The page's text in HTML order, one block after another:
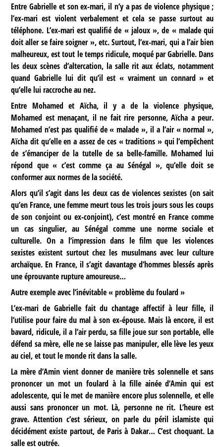
Entre Gabrielle et son ex-mari, il n’y a pas de violence physique ;
l’ex-mari est violent verbalement et cela se passe surtout au
téléphone. L’ex-mari est qualifié de « jaloux », de « malade qui
doit aller se faire soigner », etc. Surtout, l’ex-mari, qui a l’air bien
malheureux, est tout le temps ridicule, moqué par Gabrielle. Dans
les deux scènes d’altercation, la salle rit aux éclats, notamment
quand Gabrielle lui dit qu’il est « vraiment un connard » et
qu’elle lui raccroche au nez.
Entre Mohamed et Aïcha, il y a de la violence physique,
Mohamed est menaçant, il ne fait rire personne, Aïcha a peur.
Mohamed n’est pas qualifié de « malade », il a l’air « normal »,
Aïcha dit qu’elle en a assez de ces « traditions » qui l’empêchent
de s’émanciper de la tutelle de sa belle-famille. Mohamed lui
répond que « c’est comme ça au Sénégal », qu’elle doit se
conformer aux normes de la société.
Alors qu’il s’agit dans les deux cas de violences sexistes (on sait
qu’en France, une femme meurt tous les trois jours sous les coups
de son conjoint ou ex-conjoint), c’est montré en France comme
un cas singulier, au Sénégal comme une norme sociale et
culturelle. On a l’impression dans le film que les violences
sexistes existent surtout chez les musulmans avec leur culture
archaïque. En France, il s’agit davantage d’hommes blessés après
une éprouvante rupture amoureuse…
Autre exemple avec l’inévitable « problème du foulard »
L’ex-mari de Gabrielle fait du chantage affectif à leur fille, il
l’utilise pour faire du mal à son ex-épouse. Mais là encore, il est
bavard, ridicule, il a l’air perdu, sa fille joue sur son portable, elle
défend sa mère, elle ne se laisse pas manipuler, elle lève les yeux
au ciel, et tout le monde rit dans la salle.
La mère d’Amin vient donner de manière très solennelle et sans
prononcer un mot un foulard à la fille ainée d’Amin qui est
adolescente, qui le met de manière encore plus solennelle, et elle
aussi sans prononcer un mot. Là, personne ne rit. L’heure est
grave. Attention c’est sérieux, on parle du péril islamiste qui
décidément existe partout, de Paris à Dakar… C’est choquant. La
salle est outrée.